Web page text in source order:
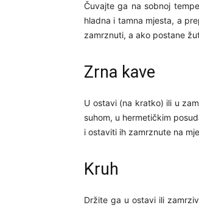
Čuvajte ga na sobnoj
hladna i tamna mjesta, a
zamrznuti, a ako postane
Zrna kave
U ostavi (na kratko) ili u
suhom, u hermetičkim
i ostaviti ih zamrznute na
Kruh
Držite ga u ostavi ili